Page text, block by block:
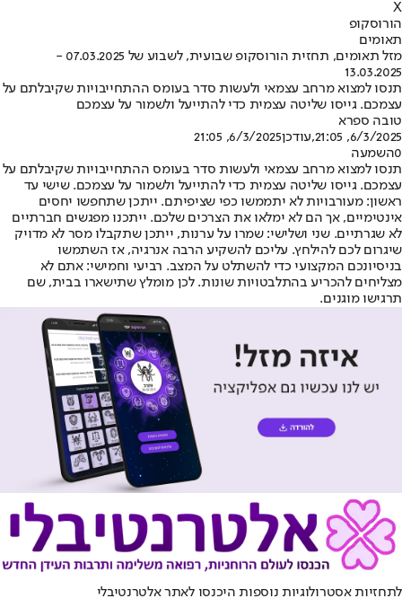
X
הורוסקופ
תאומים
מזל תאומים, תחזית הורוסקופ שבועית, לשבוע של 07.03.2025 -
13.03.2025
תנסו למצוא מרחב עצמאי ולעשות סדר בעומס ההתחייבויות שקיבלתם על
עצמכם. גייסו שליטה עצמית כדי להתייעל ולשמור על עצמכם
טובה ספרא
6/3/2025, 21:05
,עודכן6/3/2025, 21:05
0השמעה
תנסו למצוא מרחב עצמאי ולעשות סדר בעומס ההתחייבויות שקיבלתם על
עצמכם. גייסו שליטה עצמית כדי להתייעל ולשמור על עצמכם. שישי עד
ראשון: מעורבויות לא יתממשו כפי שציפיתם. ייתכן שתחפשו יחסים
אינטימיים, אך הם לא ימלאו את הצרכים שלכם. ייתכנו מפגשים חברתיים
לא שגרתיים. שני ושלישי: שמרו על ערנות, ייתכן שתקבלו מסר לא מדויק
שיגרום לכם להילחץ. עליכם להשקיע הרבה אנרגיה, אז השתמשו
בניסיונכם המקצועי כדי להשתלט על המצב. רביעי וחמישי: אתם לא
מצליחים להכריע בהתלבטויות שונות. לכן מומלץ שתישארו בבית, שם
תרגישו מוגנים.
לתחזיות אסטרולוגיות נוספות היכנסו לאתר אלטרנטיבלי